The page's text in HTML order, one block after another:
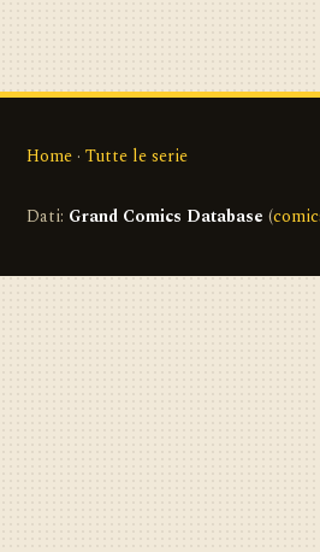
Home · Tutte le serie
Dati: Grand Comics Database (